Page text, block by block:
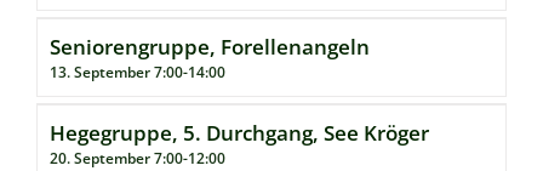
Seniorengruppe, Forellenangeln
13. September 7:00-14:00
Hegegruppe, 5. Durchgang, See Kröger
20. September 7:00-12:00